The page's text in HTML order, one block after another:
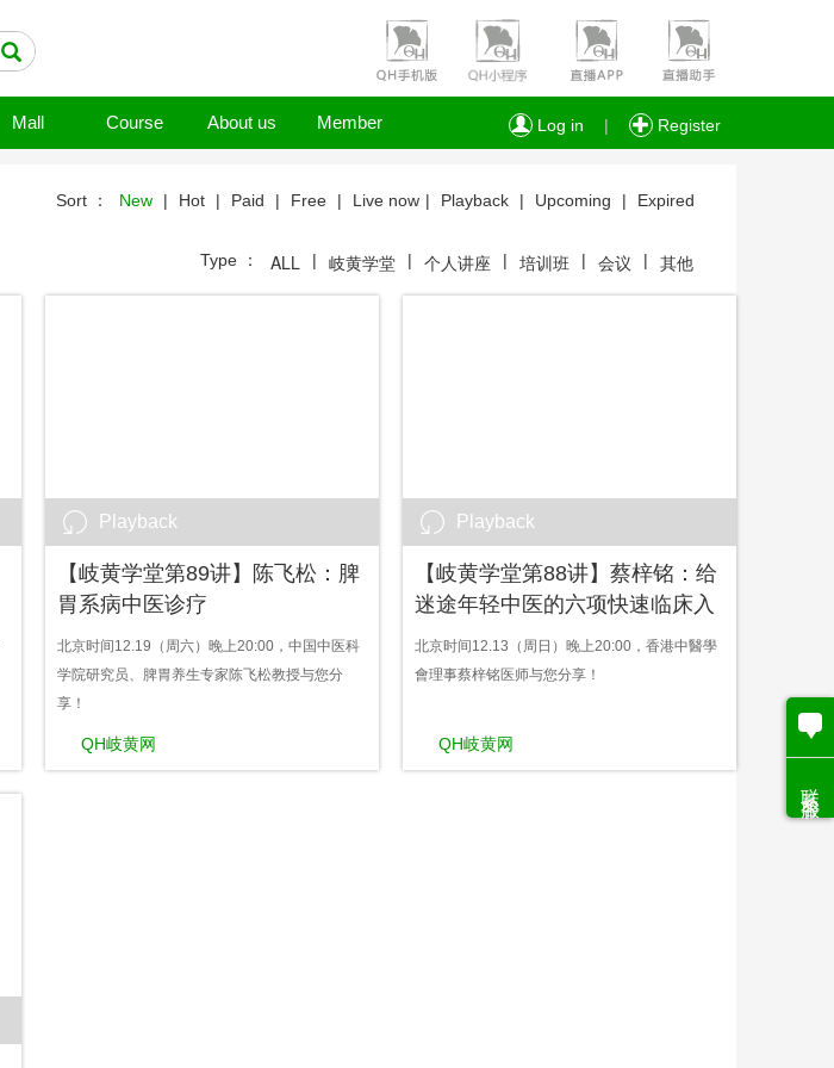
Mall Course About us Member Log in | Register
Sort ： New | Hot | Paid | Free | Live now | Playback | Upcoming | Expired
Type ： ALL | 岐黄学堂 | 个人讲座 | 培训班 | 会议 | 其他
Playback
【岐黄学堂第89讲】陈飞松：脾
胃系病中医诊疗
北京时间12.19（周六）晚上20:00，中国中医科
学院研究员、脾胃养生专家陈飞松教授与您分
享！
QH岐黄网
Playback
【岐黄学堂第88讲】蔡梓铭：给
迷途年轻中医的六项快速临床入
门法及忠告
北京时间12.13（周日）晚上20:00，香港中醫學
會理事蔡梓铭医师与您分享！
QH岐黄网